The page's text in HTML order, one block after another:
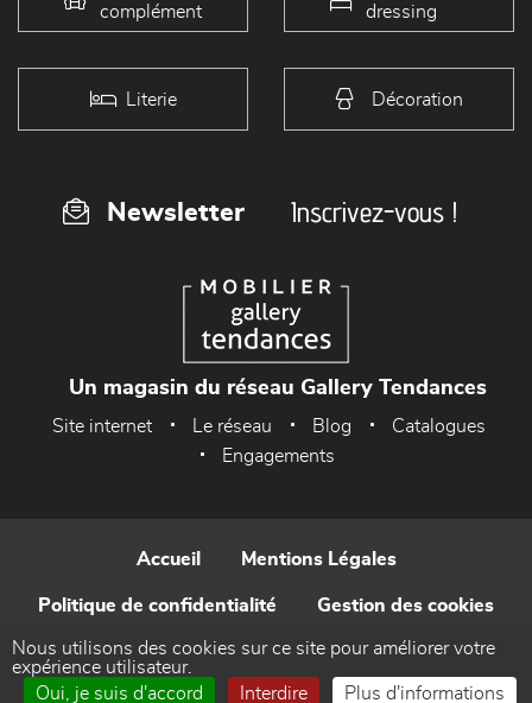
complément
dressing
Literie Décoration
Newsletter Inscrivez-vous !
Un magasin du réseau Gallery Tendances
Site internet Le réseau Blog
Catalogues
Engagements
Accueil Mentions Légales
Politique de confidentialité Gestion des cookies
Contact
Nous utilisons des cookies sur ce site pour améliorer votre
expérience utilisateur.
Oui, je suis d'accord
Interdire Plus d'informations